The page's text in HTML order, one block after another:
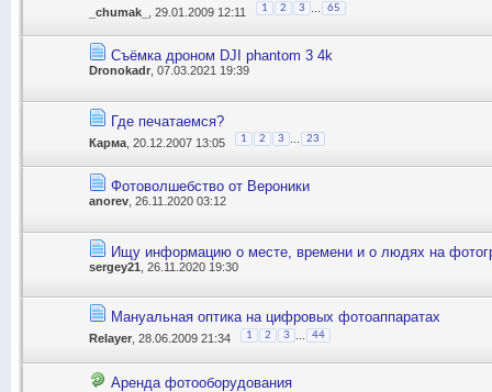
_chumak_ , 29.01.2009 12:11 1 2 3 ... 65
Съёмка дроном DJI phantom 3 4k
Dronokadr , 07.03.2021 19:39
Где печатаемся?
Карма , 20.12.2007 13:05 1 2 3 ... 23
Фотоволшебство от Вероники
anorev , 26.11.2020 03:12
Ищу информацию о месте, времени и о людях на
sergey21 , 26.11.2020 19:30
Мануальная оптика на цифровых фотоаппаратах
Relayer , 28.06.2009 21:34 1 2 3 44
Аренда фотооборудования